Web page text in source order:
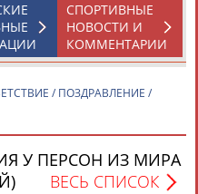
СПОРТИВНЫЕ
НОВОСТИ И
КОММЕНТАРИИ
/ ПОЗДРАВЛЕНИЕ /
У ПЕРСОН ИЗ МИРА
ВЕСЬ СПИСОК